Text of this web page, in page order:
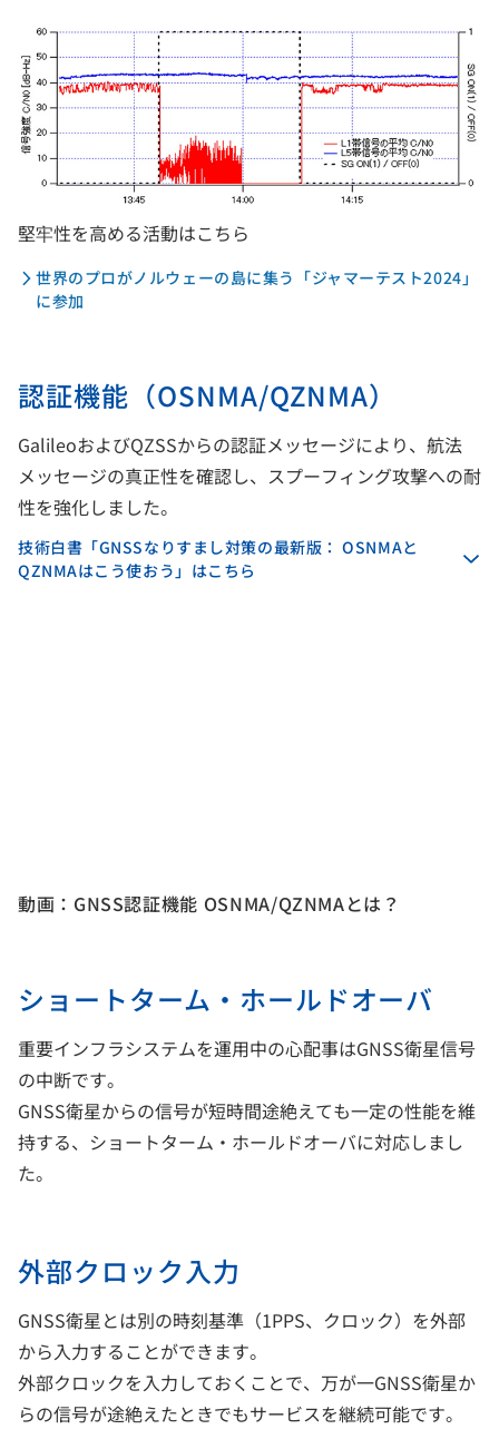
堅牢性を高める活動はこちら
世界のプロがノルウェーの島に集う「ジャマーテスト2024」
に参加
認証機能（OSNMA/QZNMA）
GalileoおよびQZSSからの認証メッセージにより、航法
メッセージの真正性を確認し、スプーフィング攻撃への耐
性を強化しました。
技術白書「GNSSなりすまし対策の最新版： OSNMAと
QZNMAはこう使おう」はこちら
動画：GNSS認証機能 OSNMA/QZNMAとは？
ショートターム・ホールドオーバ
重要インフラシステムを運用中の心配事はGNSS衛星信号
の中断です。
GNSS衛星からの信号が短時間途絶えても一定の性能を維
持する、ショートターム・ホールドオーバに対応しまし
た。
外部クロック入力
GNSS衛星とは別の時刻基準（1PPS、クロック）を外部
から入力することができます。
外部クロックを入力しておくことで、万が一GNSS衛星か
らの信号が途絶えたときでもサービスを継続可能です。